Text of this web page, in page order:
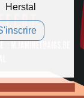
Herstal